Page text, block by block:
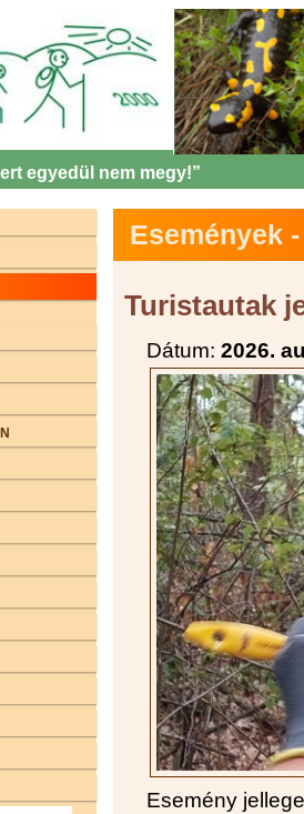
egyedül nem megy!”
Események
Turistautak
Dátum: 2026.
Esemény